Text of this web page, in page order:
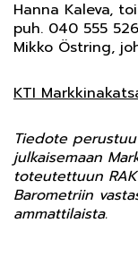
Hanna Kaleva,
puh. 040 555
Mikko Östring,
KTI
Tiedote
julkaisemaan
toteutettuun
Barometriin
ammattilaista.